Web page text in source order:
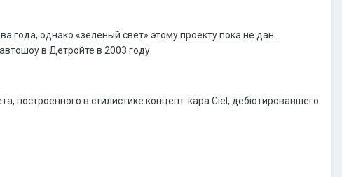
однако «зеленый свет» этому проекту пока не дан.
в Детройте в 2003 году.
построенного в стилистике концепт-кара Ciel, дебютировавшего